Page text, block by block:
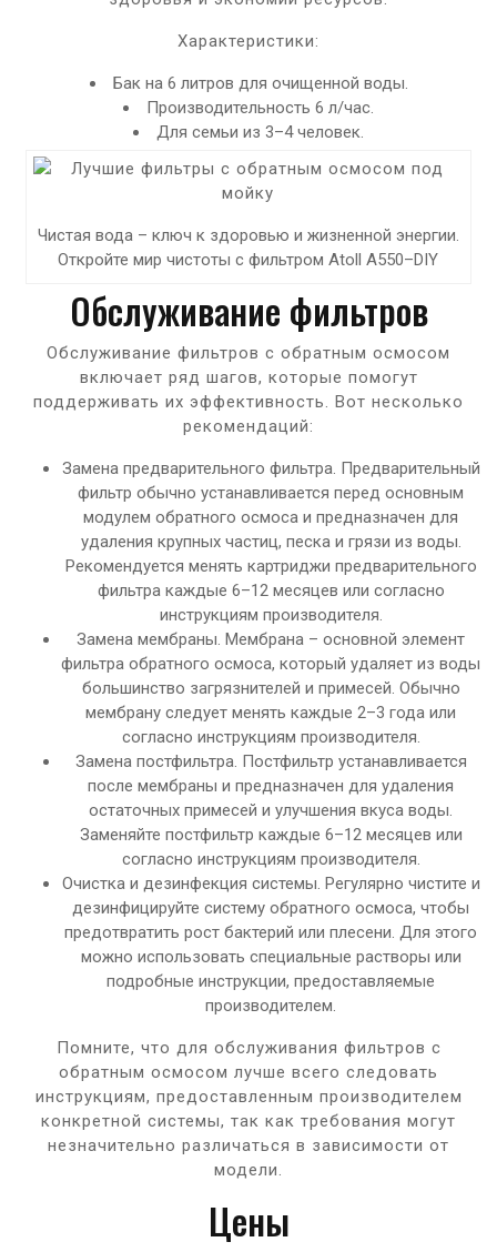
Характеристики:
Бак на 6 литров для очищенной воды.
Производительность 6 л/час.
Для семьи из 3–4 человек.
Чистая вода – ключ к здоровью и жизненной энергии.
Откройте мир чистоты с фильтром Atoll A550–DIY
Обслуживание фильтров
Обслуживание фильтров с обратным осмосом
включает ряд шагов, которые помогут
поддерживать их эффективность. Вот несколько
рекомендаций:
Замена предварительного фильтра. Предварительный
фильтр обычно устанавливается перед основным
модулем обратного осмоса и предназначен для
удаления крупных частиц, песка и грязи из воды.
Рекомендуется менять картриджи предварительного
фильтра каждые 6–12 месяцев или согласно
инструкциям производителя.
Замена мембраны. Мембрана – основной элемент
фильтра обратного осмоса, который удаляет из воды
большинство загрязнителей и примесей. Обычно
мембрану следует менять каждые 2–3 года или
согласно инструкциям производителя.
Замена постфильтра. Постфильтр устанавливается
после мембраны и предназначен для удаления
остаточных примесей и улучшения вкуса воды.
Заменяйте постфильтр каждые 6–12 месяцев или
согласно инструкциям производителя.
Очистка и дезинфекция системы. Регулярно чистите и
дезинфицируйте систему обратного осмоса, чтобы
предотвратить рост бактерий или плесени. Для этого
можно использовать специальные растворы или
подробные инструкции, предоставляемые
производителем.
Помните, что для обслуживания фильтров с
обратным осмосом лучше всего следовать
инструкциям, предоставленным производителем
конкретной системы, так как требования могут
незначительно различаться в зависимости от
модели.
Цены